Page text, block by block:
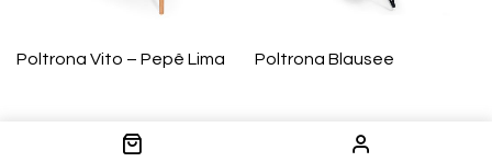
Poltrona Vito – Pepê Lima Poltrona Blausee